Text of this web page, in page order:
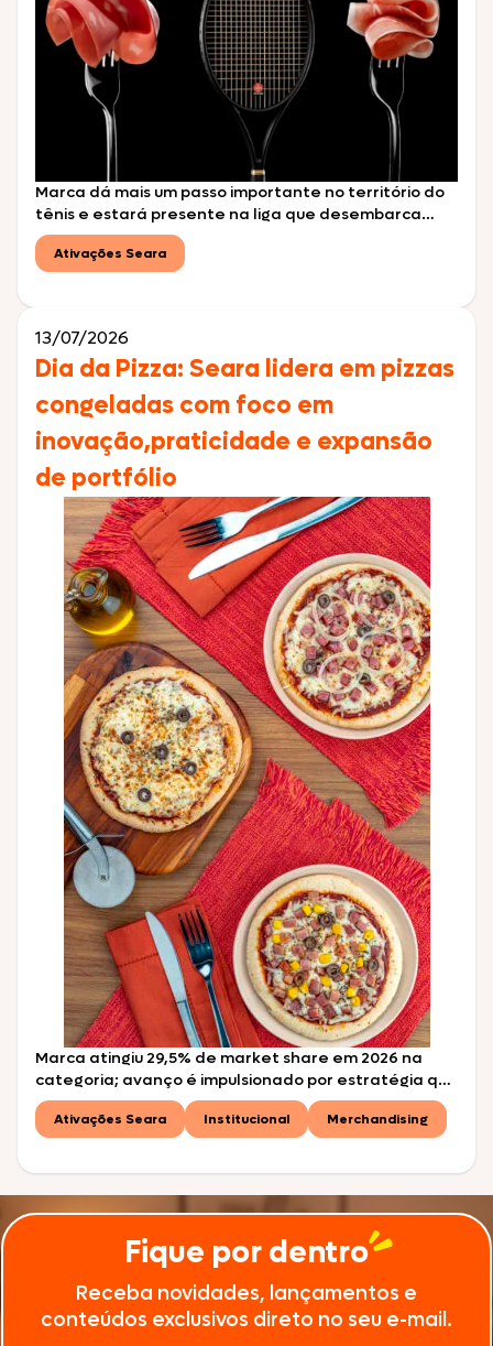
Marca dá mais um passo importante no território do
tênis e estará presente na liga que desembarca
pela primeira vez no Brasil com astros internacionais
da modalidade São Paulo, julho de 2026 – A Seara
Ativações Seara
13/07/2026
Dia da Pizza: Seara lidera em pizzas
congeladas com foco em
inovação,praticidade e expansão
de portfólio
Marca atingiu 29,5% de market share em 2026 na
categoria; avanço é impulsionado por estratégia que
combina pizzas para air fryer, versões tradicionais e
opções premium São Paulo, julho de 2026 – Em uma
Ativações Seara Institucional Merchandising
Fique por dentro
Receba novidades, lançamentos e
conteúdos exclusivos direto no seu e-mail.